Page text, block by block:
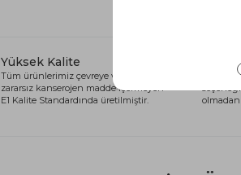
Yüksek Kalite
Tüm ürünlerimiz çevreye ve sağlığa
zararsız kanserojen madde içermeyen
E1 Kalite Standardında üretilmiştir.